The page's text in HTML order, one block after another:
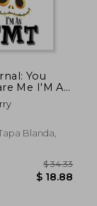
You
Me I'M An
Blanda,